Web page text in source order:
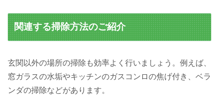
関連する掃除方法のご紹介
玄関以外の場所の掃除も効率よく行いましょう。例えば、
窓ガラスの水垢やキッチンのガスコンロの焦げ付き、ベラ
ンダの掃除などがあります。